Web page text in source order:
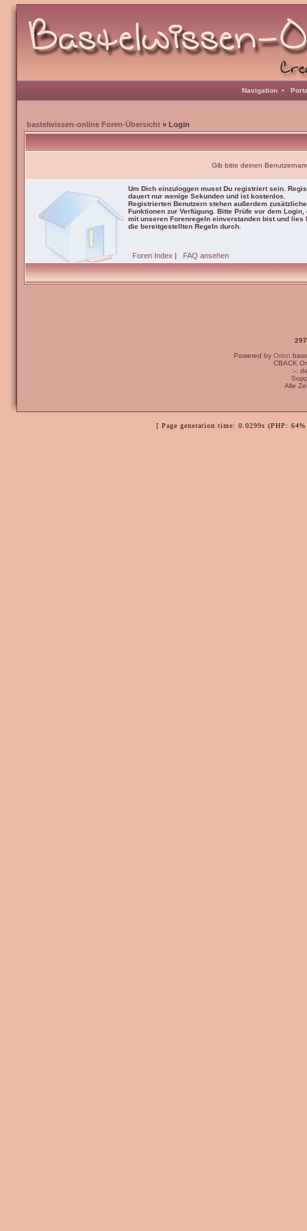
Navigation •
bastelwissen-online Foren-Übersicht » Login
Gib bitte deinen
Um Dich einzuloggen musst Du registriert sein.
dauert nur wenige Sekunden und ist kostenlos.
Registrierten Benutzern stehen außerdem zusätzliche
Funktionen zur Verfügung. Bitte Prüfe vor dem Login,
mit unseren Forenregeln einverstanden bist und lies
die bereitgestellten Regeln durch.
Foren Index | FAQ ansehen
Powered by Orion
CBACK
:-:
Alle
[ Page generation time: 0.0299s (PHP: